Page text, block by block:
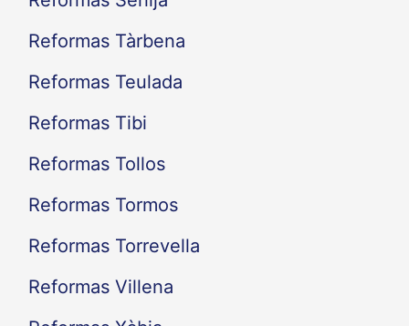
Reformas Tàrbena
Reformas Teulada
Reformas Tibi
Reformas Tollos
Reformas Tormos
Reformas Torrevella
Reformas Villena